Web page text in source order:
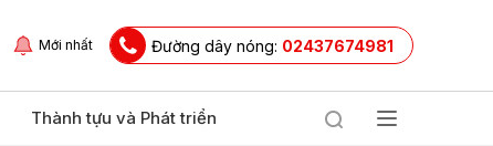
Mới nhất Đường dây nóng: 02437674981
Thành tựu và Phát triển